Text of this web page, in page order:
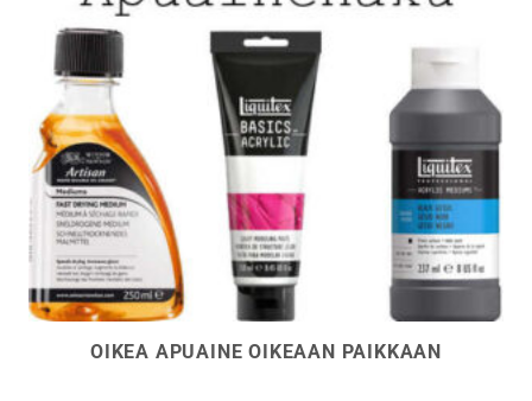
OIKEA APUAINE OIKEAAN PAIKKAAN